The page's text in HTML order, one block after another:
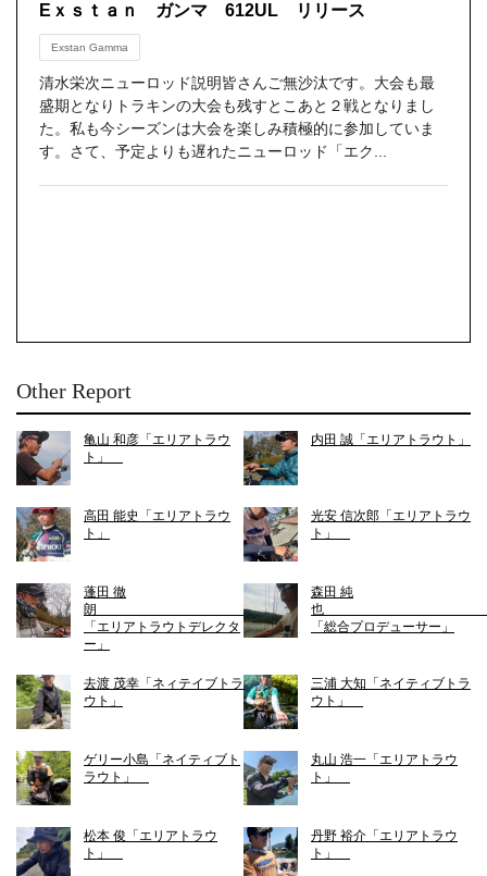
Eｘｓｔａｎ ガンマ 612UL リリース
Exstan Gamma
清水栄次ニューロッド説明皆さんご無沙汰です。大会も最
盛期となりトラキンの大会も残すとこあと２戦となりまし
た。私も今シーズンは大会を楽しみ積極的に参加していま
す。さて、予定よりも遅れたニューロッド「エク...
Other Report
亀山 和彦「エリアトラウ
ト」
内田 誠「エリアトラウト」
高田 能史「エリアトラウ
ト」
光安 信次郎「エリアトラウ
ト」
蓬田 徹
朗
「エリアトラウトデレクタ
ー」
森田 純
「総合プロデューサー」
去渡 茂幸「ネィテイブトラ
ウト」
三浦 大知「ネイティブトラ
ウト」
ゲリー小島「ネイティブト
ラウト」
丸山 浩一「エリアトラウ
ト」
松本 俊「エリアトラウ
ト」
丹野 裕介「エリアトラウ
ト」